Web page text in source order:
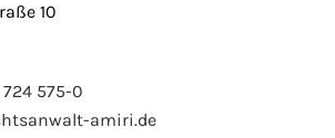
10
575-0
amiri.de